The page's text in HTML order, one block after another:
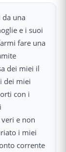
da una
e i suoi
fare una
dei miei il
dei miei
con i
e non
i miei
corrente